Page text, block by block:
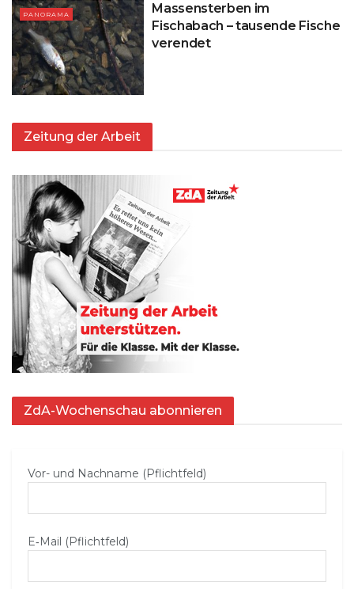
PANORAMA
Massensterben im
Fischabach – tausende Fische
verendet
Zeitung der Arbeit
ZdA-Wochenschau abonnieren
Vor- und Nachname (Pflichtfeld)
E‑Mail (Pflichtfeld)